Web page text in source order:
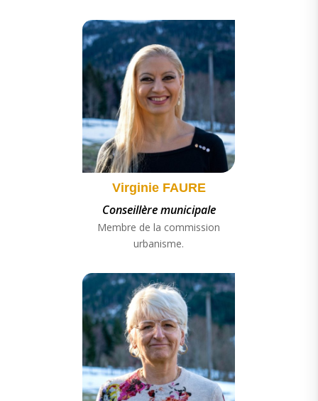
Virginie FAURE
Conseillère municipale
Membre de la commission
urbanisme.